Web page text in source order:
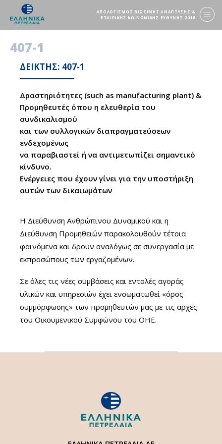
ΑΠΟΛΟΓΙΣΜΟΣ ΒΙΩΣΙΜΗΣ ΑΝΑΠΤΥΞΗΣ &
ΕΤΑΙΡΙΚΗΣ ΚΟΙΝΩΝΙΚΗΣ ΕΥΘΥΝΗΣ 2018
407-1
ΔΕΙΚΤΗΣ: 407-1
Δραστηριότητες (such as manufacturing plant) &
Προμηθευτές όπου η ελευθερία του
συνδικαλισμού
και των συλλογικών διαπραγματεύσεων
ενδεχομένως
να παραβιαστεί ή να αντιμετωπίζει σημαντικό
κίνδυνο.
Ενέργειες που έχουν γίνει για την υποστήριξη
αυτών των δικαιωμάτων
Η Διεύθυνση Ανθρώπινου Δυναμικού και η
Διεύθυνση Προμηθειών παρακολουθούν τέτοια
φαινόμενα και δρουν αναλόγως σε συνεργασία με
εκπροσώπους των εργαζομένων.
Σε όλες τις νέες συμβάσεις και εντολές αγοράς
υλικών και υπηρεσιών έχει ενσωματωθεί «όρος
συμμόρφωσης» των προμηθευτών μας με τις αρχές
του Οικουμενικού Συμφώνου του ΟΗΕ.